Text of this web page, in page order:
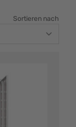
Sortieren nach